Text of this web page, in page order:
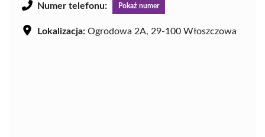
Numer telefonu: Pokaż numer
Lokalizacja: Ogrodowa 2A, 29-100 Włoszczowa